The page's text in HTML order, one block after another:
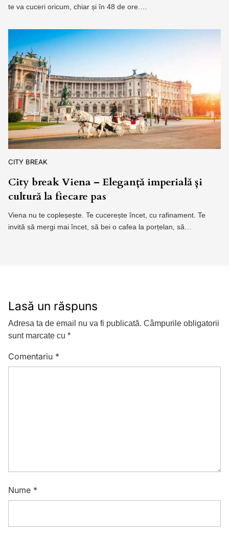
te va cuceri oricum, chiar și în 48 de ore.…
CITY BREAK
City break Viena – Eleganță imperială și
cultură la fiecare pas
Viena nu te copleșește. Te cucerește încet, cu rafinament. Te
invită să mergi mai încet, să bei o cafea la porțelan, să…
Lasă un răspuns
Adresa ta de email nu va fi publicată. Câmpurile obligatorii
sunt marcate cu *
Comentariu *
Nume *